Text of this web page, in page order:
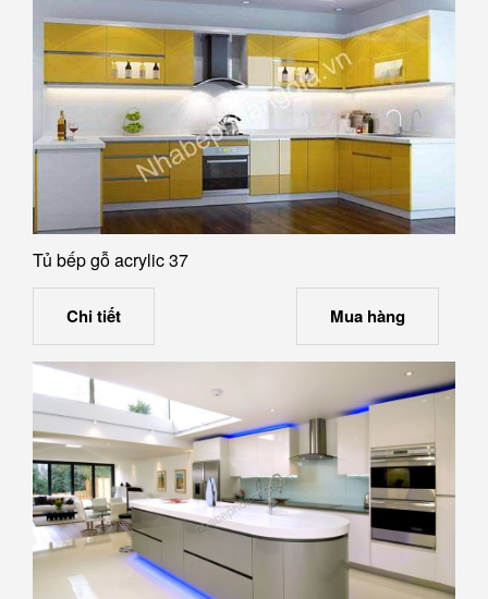
Tủ bếp gỗ acrylic 37
Chi tiết Mua hàng